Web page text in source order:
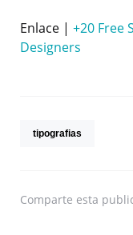
Enlace | +20 Free
Designers
tipografias
Comparte esta